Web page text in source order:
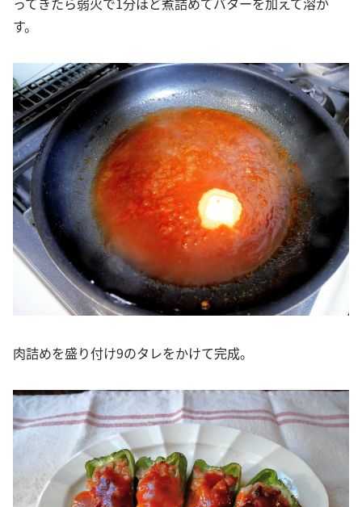
す。
肉詰めを盛り付け9のタレをかけて完成。